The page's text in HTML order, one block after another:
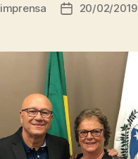
imprensa
Data20/02/2019